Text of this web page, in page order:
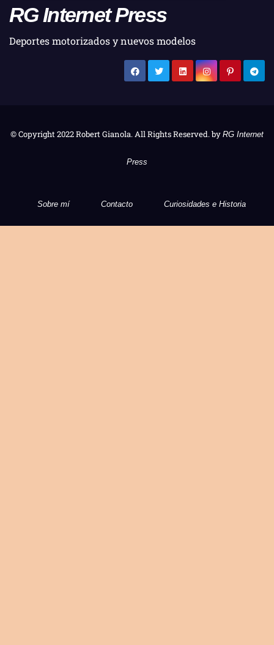
RG Internet Press
Deportes motorizados y nuevos modelos
© Copyright 2022 Robert Gianola. All Rights Reserved. by RG Internet
Press
Sobre mí Contacto Curiosidades e Historia